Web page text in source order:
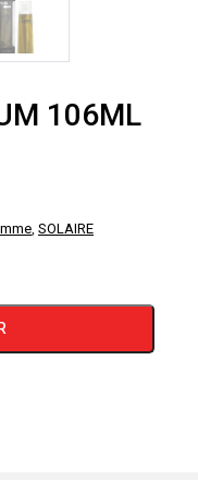
106ML
, SOLAIRE